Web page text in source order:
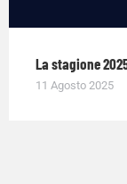
La stagione
11 Agosto 2025